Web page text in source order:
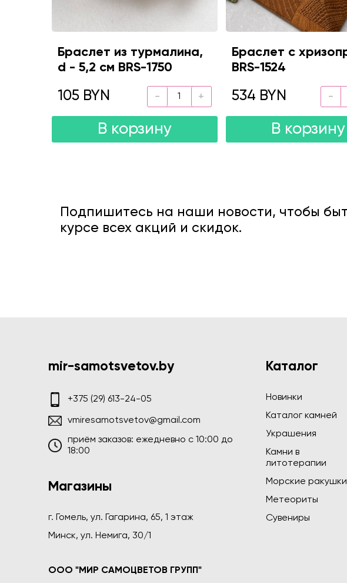
Браслет из турмалина,
d - 5,2 см BRS-1750
105 BYN
В корзину
Браслет с
BRS-1524
534 BYN
В корзину
Подпишитесь на наши новости, чтобы
курсе всех акций и скидок.
mir-samotsvetov.by
+375 (29) 613-24-05
vmiresamotsvetov@gmail.com
приём заказов: ежедневно c 10:00 до
18:00
Магазины
г. Гомель, ул. Гагарина, 65, 1 этаж
Минск, ул. Немига, 30/1
Каталог
Новинки
Каталог камней
Украшения
Камни в
литотерапии
Морские ракушки
Метеориты
Сувениры
ООО "МИР САМОЦВЕТОВ ГРУПП"